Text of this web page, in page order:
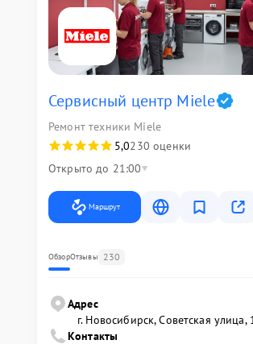
Сервисный центр Miele
Ремонт техники Miele
5,0230 оценки
Открыто до 21:00
Маршрут
ОбзорОтзывы 230
Адрес
г. Новосибирск, Советская улица,
Контакты